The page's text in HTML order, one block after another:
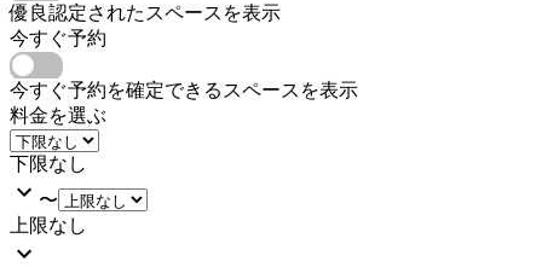
優良認定されたスペースを表示
今すぐ予約
今すぐ予約を確定できるスペースを表示
料金を選ぶ
下限なし
〜
上限なし